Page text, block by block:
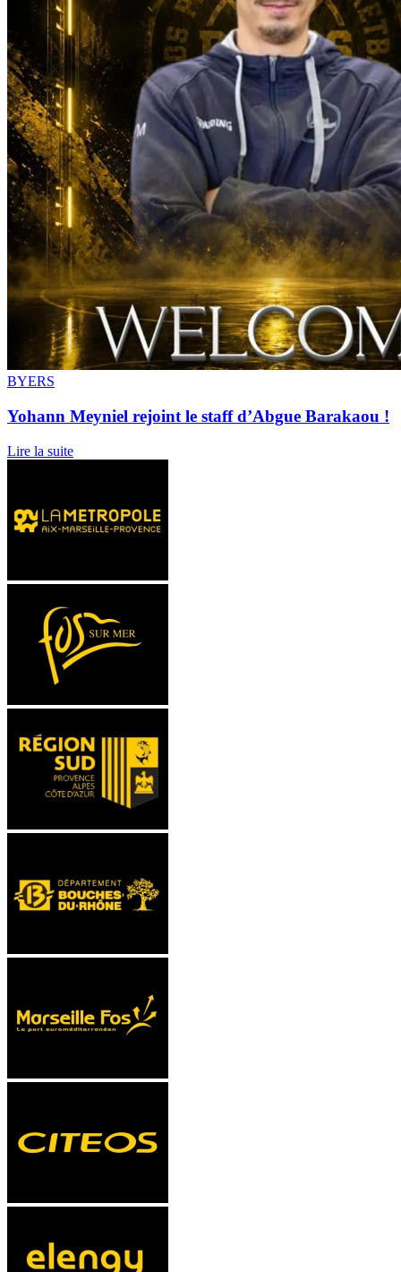
BYERS
Yohann Meyniel rejoint le staff d’Abgue Barakaou !
Lire la suite